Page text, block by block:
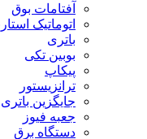
آفتامات بوق
اتوماتیک
باتری
بوبین تکی
پیکاپ
ترانزیستور
جایگزین باتری
جعبه فیوز
دستگاه برق